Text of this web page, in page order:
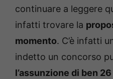
continuare a leggere
infatti trovare la
momento. C’è infatti
indetto un concorso
l’assunzione di ben